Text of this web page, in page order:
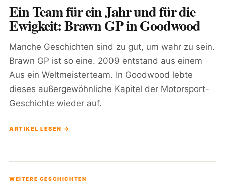
Ein Team für ein Jahr und für die
Ewigkeit: Brawn GP in Goodwood
Manche Geschichten sind zu gut, um wahr zu sein.
Brawn GP ist so eine. 2009 entstand aus einem
Aus ein Weltmeisterteam. In Goodwood lebte
dieses außergewöhnliche Kapitel der Motorsport-
Geschichte wieder auf.
ARTIKEL LESEN →
WEITERE GESCHICHTEN